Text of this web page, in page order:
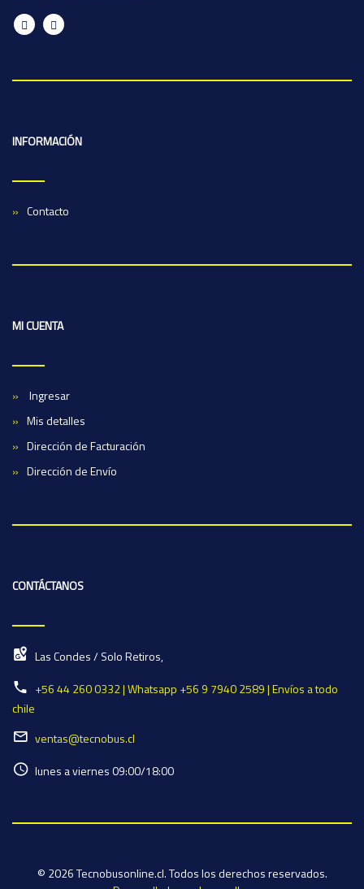
INFORMACIÓN
Contacto
MI CUENTA
Ingresar
Mis detalles
Dirección de Facturación
Dirección de Envío
CONTÁCTANOS
Las Condes / Solo Retiros,
+56 44 260 0332 | Whatsapp +56 9 7940 2589 | Envíos a todo
chile
ventas@tecnobus.cl
lunes a viernes 09:00/18:00
© 2026 Tecnobusonline.cl. Todos los derechos reservados.